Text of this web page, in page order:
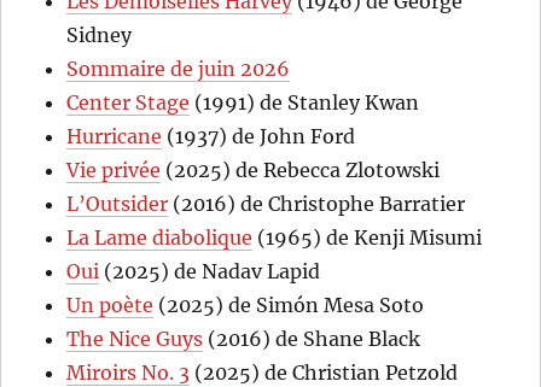
Sidney
Sommaire de juin 2026
Center Stage (1991) de Stanley Kwan
Hurricane (1937) de John Ford
Vie privée (2025) de Rebecca Zlotowski
L’Outsider (2016) de Christophe Barratier
La Lame diabolique (1965) de Kenji Misumi
Oui (2025) de Nadav Lapid
Un poète (2025) de Simón Mesa Soto
The Nice Guys (2016) de Shane Black
Miroirs No. 3 (2025) de Christian Petzold